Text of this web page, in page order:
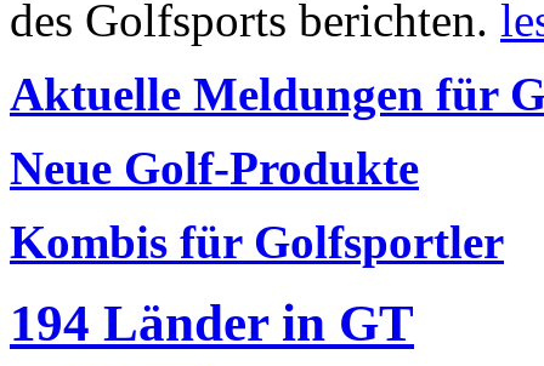
des Golfsports berichten.
Aktuelle Meldungen für
Neue Golf-Produkte
Kombis für Golfsportler
194 Länder in GT